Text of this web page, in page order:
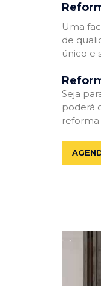
Uma
de
único e
Seja
poderá
reforma